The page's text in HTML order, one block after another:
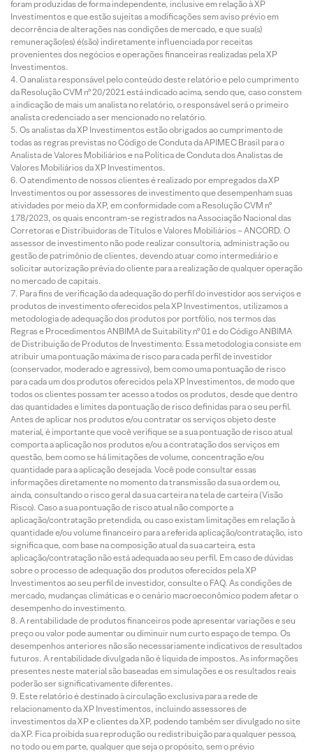
foram produzidas de forma independente, inclusive em relação à XP
Investimentos e que estão sujeitas a modificações sem aviso prévio em
decorrência de alterações nas condições de mercado, e que sua(s)
remuneração(es) é(são) indiretamente influenciada por receitas
provenientes dos negócios e operações financeiras realizadas pela XP
Investimentos.
O analista responsável pelo conteúdo deste relatório e pelo cumprimento
da Resolução CVM nº 20/2021 está indicado acima, sendo que, caso constem
a indicação de mais um analista no relatório, o responsável será o primeiro
analista credenciado a ser mencionado no relatório.
Os analistas da XP Investimentos estão obrigados ao cumprimento de
todas as regras previstas no Código de Conduta da APIMEC Brasil para o
Analista de Valores Mobiliários e na Política de Conduta dos Analistas de
Valores Mobiliários da XP Investimentos.
O atendimento de nossos clientes é realizado por empregados da XP
Investimentos ou por assessores de investimento que desempenham suas
atividades por meio da XP, em conformidade com a Resolução CVM nº
178/2023, os quais encontram-se registrados na Associação Nacional das
Corretoras e Distribuidoras de Títulos e Valores Mobiliários – ANCORD. O
assessor de investimento não pode realizar consultoria, administração ou
gestão de patrimônio de clientes, devendo atuar como intermediário e
solicitar autorização prévia do cliente para a realização de qualquer operação
no mercado de capitais.
Para fins de verificação da adequação do perfil do investidor aos serviços e
produtos de investimento oferecidos pela XP Investimentos, utilizamos a
metodologia de adequação dos produtos por portfólio, nos termos das
Regras e Procedimentos ANBIMA de Suitability nº 01 e do Código ANBIMA
de Distribuição de Produtos de Investimento. Essa metodologia consiste em
atribuir uma pontuação máxima de risco para cada perfil de investidor
(conservador, moderado e agressivo), bem como uma pontuação de risco
para cada um dos produtos oferecidos pela XP Investimentos, de modo que
todos os clientes possam ter acesso a todos os produtos, desde que dentro
das quantidades e limites da pontuação de risco definidas para o seu perfil.
Antes de aplicar nos produtos e/ou contratar os serviços objeto deste
material, é importante que você verifique se a sua pontuação de risco atual
comporta a aplicação nos produtos e/ou a contratação dos serviços em
questão, bem como se há limitações de volume, concentração e/ou
quantidade para a aplicação desejada. Você pode consultar essas
informações diretamente no momento da transmissão da sua ordem ou,
ainda, consultando o risco geral da sua carteira na tela de carteira (Visão
Risco). Caso a sua pontuação de risco atual não comporte a
aplicação/contratação pretendida, ou caso existam limitações em relação à
quantidade e/ou volume financeiro para a referida aplicação/contratação, isto
significa que, com base na composição atual da sua carteira, esta
aplicação/contratação não está adequada ao seu perfil. Em caso de dúvidas
sobre o processo de adequação dos produtos oferecidos pela XP
Investimentos ao seu perfil de investidor, consulte o FAQ. As condições de
mercado, mudanças climáticas e o cenário macroeconômico podem afetar o
desempenho do investimento.
A rentabilidade de produtos financeiros pode apresentar variações e seu
preço ou valor pode aumentar ou diminuir num curto espaço de tempo. Os
desempenhos anteriores não são necessariamente indicativos de resultados
futuros. A rentabilidade divulgada não é líquida de impostos. As informações
presentes neste material são baseadas em simulações e os resultados reais
poderão ser significativamente diferentes.
Este relatório é destinado à circulação exclusiva para a rede de
relacionamento da XP Investimentos, incluindo assessores de
investimentos da XP e clientes da XP, podendo também ser divulgado no site
da XP. Fica proibida sua reprodução ou redistribuição para qualquer pessoa,
no todo ou em parte, qualquer que seja o propósito, sem o prévio